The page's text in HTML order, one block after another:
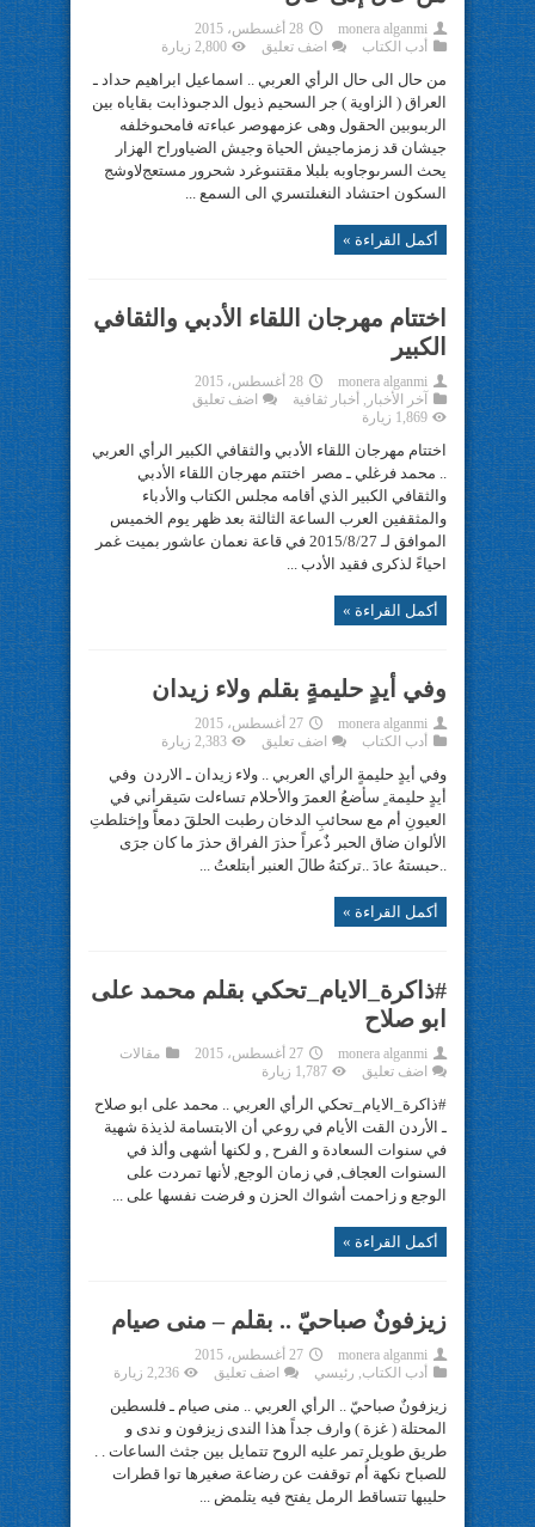
monera alganmi
28 أغسطس، 2015
أدب الكتاب
اضف تعليق 2,800 زيارة
من حال الى حال الرأي العربي .. اسماعيل ابراهيم حداد ـ
العراق ( الزاوية ) جر السحيم ذيول الدجىوذابت بقاياه بين
الربىوبين الحقول وهى عزمهوصر عباءته فامحىوخلفه
جيشان قد زمزماجيش الحياة وجيش الضياوراح الهزار
يحث السرىوجاوبه بلبلا مقتنىوغرد شحرور مستعجﻻوشج
السكون احتشاد النغىلتسري الى السمع ...
أكمل القراءة »
اختتام مهرجان اللقاء الأدبي والثقافي
الكبير
monera alganmi
28 أغسطس، 2015
آخر الأخبار , أخبار ثقافية
اضف تعليق
1,869 زيارة
اختتام مهرجان اللقاء الأدبي والثقافي الكبير الرأي العربي
.. محمد فرغلي ـ مصر اختتم مهرجان اللقاء الأدبي
والثقافي الكبير الذي أقامه مجلس الكتاب والأدباء
والمثقفين العرب الساعة الثالثة بعد ظهر يوم الخميس
الموافق لـ 2015/8/27 في قاعة نعمان عاشور بميت غمر
احياءً لذكرى فقيد الأدب ...
أكمل القراءة »
وفي أيدٍ حليمةٍ بقلم ولاء زيدان
monera alganmi
27 أغسطس، 2015
أدب الكتاب
اضف تعليق 2,383 زيارة
وفي أيدٍ حليمةٍ الرأي العربي .. ولاء زيدان ـ الاردن وفي
أيدٍ حليمة ٍ سأضعُ العمرَ والأحلام تساءلت سَيقرأني في
العيونِ أم مع سحائبِ الدخان رطبت الحلقَ دمعاًَ وإختلطتِ
الألوان ضاق الحبر ذٌعراً حذرَ الفراق حذرَ ما كان جرَى
..حبستهُ عادَ ..تركتهُ طالَ العنبر أبتلعتُ ...
أكمل القراءة »
#ذاكرة_الايام_تحكي بقلم محمد على
ابو صلاح
monera alganmi 27 أغسطس، 2015
مقالات
اضف تعليق
1,787 زيارة
#ذاكرة_الايام_تحكي الرأي العربي .. محمد على ابو صلاح
ـ الأردن القت الأيام في روعي أن الابتسامة لذيذة شهية
في سنوات السعادة و الفرح , و لكنها أشهى وألذ في
السنوات العجاف, في زمان الوجع, لأنها تمردت على
الوجع و زاحمت أشواك الحزن و فرضت نفسها على ...
أكمل القراءة »
زيزفونٌ صباحيّ .. بقلم – منى صيام
monera alganmi
27 أغسطس، 2015
أدب الكتاب, رئيسي اضف تعليق 2,236 زيارة
زيزفونٌ صباحيّ .. الرأي العربي .. منى صيام ـ فلسطين
المحتلة ( غزة ) وارف جداً هذا الندى زيزفون و ندى و
طريق طويل تمر عليه الروح تتمايل بين جثث الساعات . .
للصباح نكهة أُم توقفت عن رضاعة صغيرها توا قطرات
حليبها تتساقط الرمل يفتح فيه يتلمض ...